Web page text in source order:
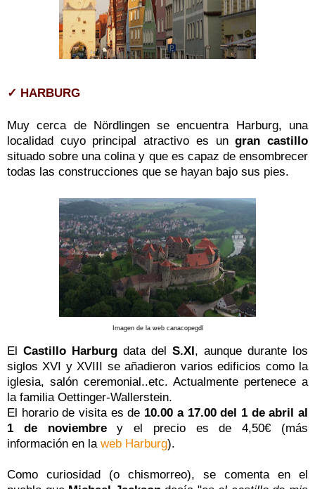
✓ HARBURG
Muy cerca de Nördlingen se encuentra Harburg, una
localidad cuyo principal atractivo es ungran castillo
situado sobre una colina y que es capaz de ensombrecer
todas las construcciones que se hayan bajo sus pies.
Imagen de la web canacopegdl
El Castillo Harburg data del S.XI, aunque durante los
siglos XVI y XVIII se añadieron varios edificios como la
iglesia, salón ceremonial..etc. Actualmente pertenece a
la familia Oettinger-Wallerstein.
El horario de visita es de 10.00 a 17.00 del 1 de abril al
1 de noviembrey el precio es de 4,50€ (más
información en la web Harburg).
Como curiosidad (o chismorreo), se comenta en el